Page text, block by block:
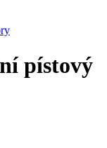
pístový